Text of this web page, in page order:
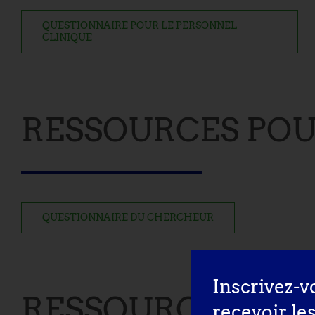
QUESTIONNAIRE POUR LE PERSONNEL
CLINIQUE
RESSOURCES
QUESTIONNAIRE DU CHERCHEUR
Inscrivez-